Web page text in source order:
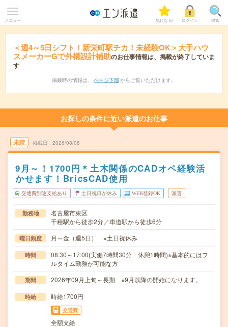
メニュー 気になる! ログイン 検索
＜週4～5日シフト！新栄町駅チカ！未経験OK＞大手ハウ
スメーカーGで外構設計補助のお仕事情報は、掲載が終了していま
す
掲載時の情報は、 ページ下部 からご覧いただけます。
お探しの条件に近い派遣のお仕事
未読 掲載日 2026/08/08
9月～！1700円＊土木関係のCADオペ経験活
かせます！BricsCAD使用
交通費別途支給あり 土日祝日が休み WEB登録OK 派遣
勤務地
名古屋市東区
千種駅から徒歩2分／車道駅から徒歩6分
曜日頻度 月～金（週5日） ※土日祝休み
時間
08:30～17:00(実働7時間30分 休憩1時間)※基本的にはフ
ルタイム勤務が可能な方
期間 2026年09月上旬～長期 ※9月以降の開始になります。
時給 時給1700円
交通費
全額支給